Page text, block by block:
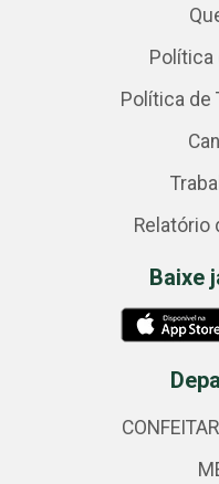
Política
Política de
Relatório
Baixe